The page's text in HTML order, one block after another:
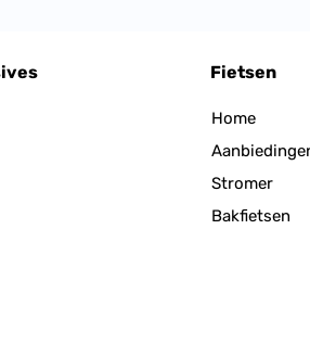
Fietsen
Home
Stromer
Bakfietsen